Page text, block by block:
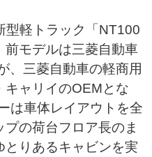
型軽トラック「NT100
前モデルは三菱自動車
、三菱自動車の軽商用
キャリイのOEMとな
は車体レイアウトを全
の荷台フロア長のま
とりあるキャビンを実